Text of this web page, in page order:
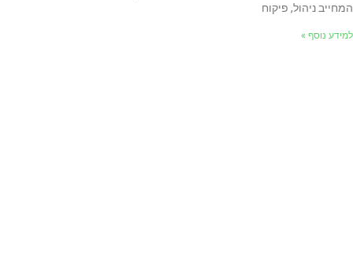
המחייב ניהול, פיקוח
למידע נוסף »